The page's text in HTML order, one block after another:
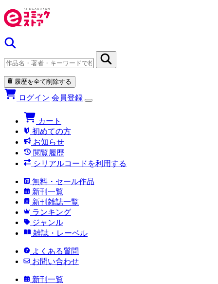
履歴を全て削除する
ログイン 会員登録
カート
初めての方
お知らせ
閲覧履歴
シリアルコードを利用する
無料・セール作品
新刊一覧
新刊雑誌一覧
ランキング
ジャンル
雑誌・レーベル
よくある質問
お問い合わせ
新刊一覧